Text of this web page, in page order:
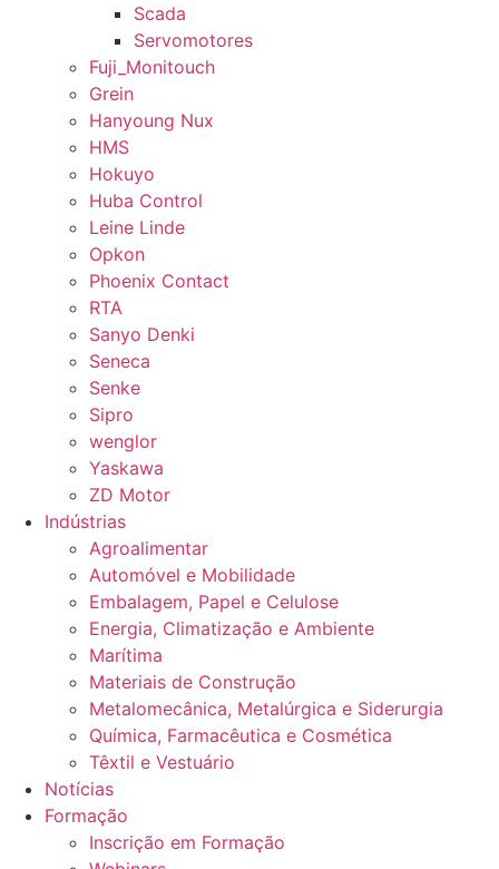
Scada
Servomotores
Fuji_Monitouch
Grein
Hanyoung Nux
HMS
Hokuyo
Huba Control
Leine Linde
Opkon
Phoenix Contact
RTA
Sanyo Denki
Seneca
Senke
Sipro
wenglor
Yaskawa
ZD Motor
Indústrias
Agroalimentar
Automóvel e Mobilidade
Embalagem, Papel e Celulose
Energia, Climatização e Ambiente
Marítima
Materiais de Construção
Metalomecânica, Metalúrgica e Siderurgia
Química, Farmacêutica e Cosmética
Têxtil e Vestuário
Notícias
Formação
Inscrição em Formação